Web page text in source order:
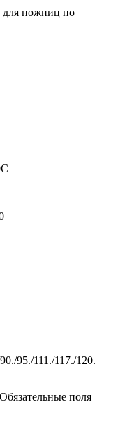
для ножниц по
95./111./117./120.
Обязательные поля